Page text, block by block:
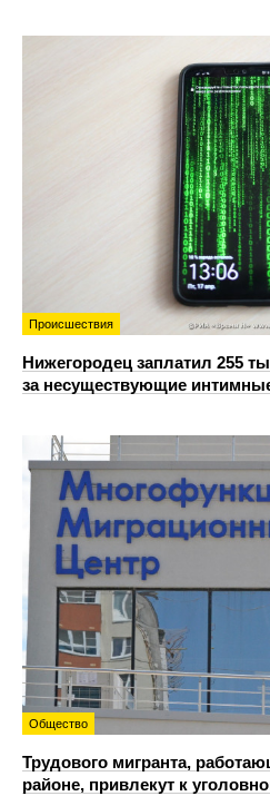
Происшествия
Нижегородец заплатил 255
за несуществующие
Общество
Трудового мигранта,
районе, привлекут к